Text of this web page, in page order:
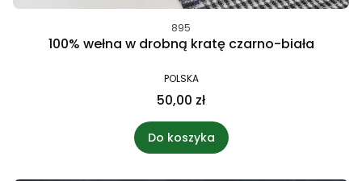
895
100% wełna w drobną kratę czarno-biała
POLSKA
50,00 zł
Do koszyka